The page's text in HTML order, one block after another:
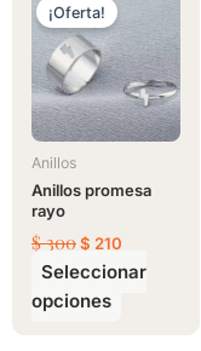
¡Oferta!
Anillos
Anillos promesa
rayo
$300
original
era:
$ 300.
$ 210
es:
$ 210.
Seleccionar
opciones
producto
tiene
múltiples
variantes.
Las
opciones
se
pueden
elegir
en
la